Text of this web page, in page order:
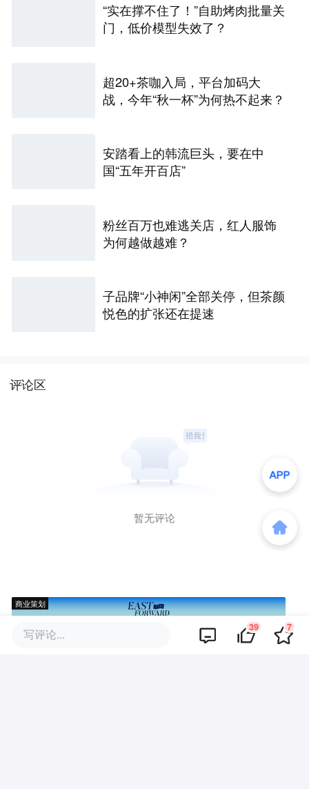
“实在撑不住了！”自助烤肉批量关
门，低价模型失效了？
超20+茶咖入局，平台加码大
战，今年“秋一杯”为何热不起来？
安踏看上的韩流巨头，要在中
国“五年开百店”
粉丝百万也难逃关店，红人服饰
为何越做越难？
子品牌“小神闲”全部关停，但茶颜
悦色的扩张还在提速
评论区
暂无评论
商业策划
写评论... 39 7